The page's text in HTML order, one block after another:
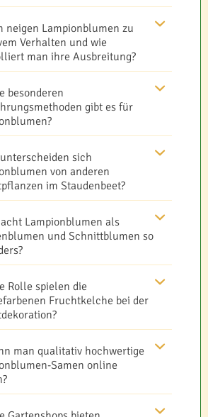
neigen Lampionblumen zu
Verhalten und wie
man ihre Ausbreitung?
besonderen
gibt es für
sich
von anderen
im Staudenbeet?
Lampionblumen als
und Schnittblumen so
Rolle spielen die
Fruchtkelche bei der
man qualitativ hochwertige
Samen online